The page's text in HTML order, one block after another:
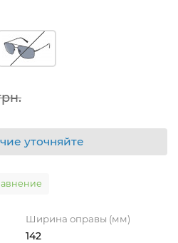
уточняйте
Ширина оправы (мм)
142